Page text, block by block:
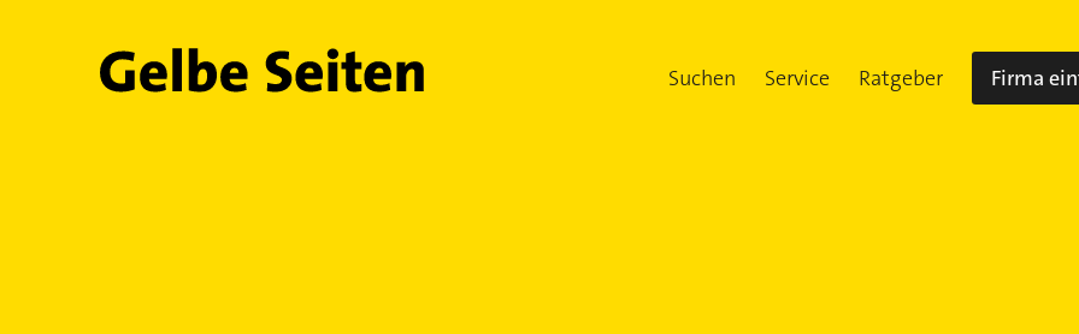
Gelbe Seiten Suchen Service Ratgeber Firma